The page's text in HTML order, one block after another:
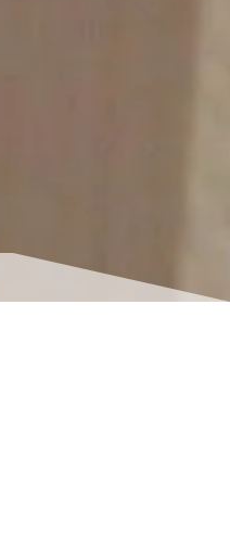
Peinture sur tuiles